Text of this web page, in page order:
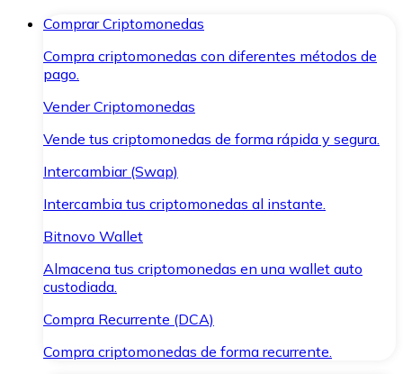
Comprar Criptomonedas
Compra criptomonedas con diferentes métodos de
pago.
Vender Criptomonedas
Vende tus criptomonedas de forma rápida y segura.
Intercambiar (Swap)
Intercambia tus criptomonedas al instante.
Bitnovo Wallet
Almacena tus criptomonedas en una wallet auto
custodiada.
Compra Recurrente (DCA)
Compra criptomonedas de forma recurrente.